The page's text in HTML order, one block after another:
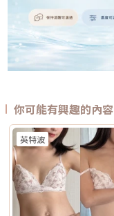
你可能有興趣的內容
英特波